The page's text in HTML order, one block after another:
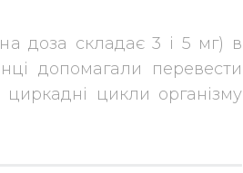
доза складає 3 і 5 мг) в
допомагали перевести
циркадні цикли організму